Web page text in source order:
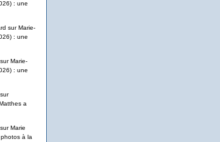
: une
surMarie-
: une
surMarie-
: une
sur
a
surMarie
à la